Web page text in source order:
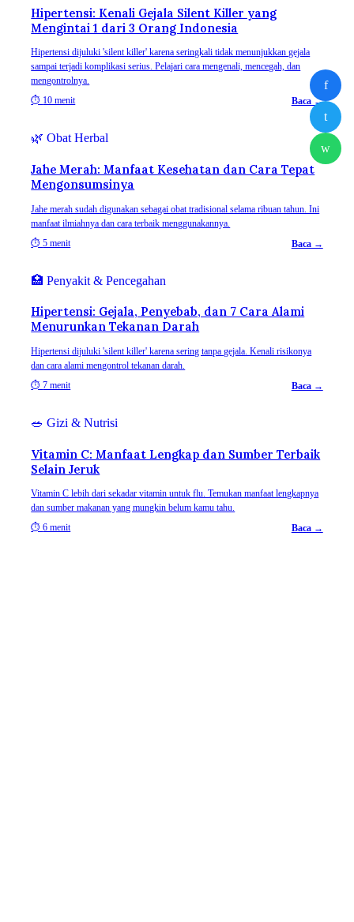
Hipertensi: Kenali Gejala Silent Killer yang
Mengintai 1 dari 3 Orang Indonesia
Hipertensi dijuluki 'silent killer' karena seringkali tidak menunjukkan gejala
sampai terjadi komplikasi serius. Pelajari cara mengenali, mencegah, dan
mengontrolnya.
⏱ 10 menit Baca →
🌿 Obat Herbal
Jahe Merah: Manfaat Kesehatan dan Cara Tepat
Mengonsumsinya
Jahe merah sudah digunakan sebagai obat tradisional selama ribuan tahun. Ini
manfaat ilmiahnya dan cara terbaik menggunakannya.
⏱5 menit Baca →
🏥 Penyakit & Pencegahan
Hipertensi: Gejala, Penyebab, dan 7 Cara Alami
Menurunkan Tekanan Darah
Hipertensi dijuluki 'silent killer' karena sering tanpa gejala. Kenali risikonya
dan cara alami mengontrol tekanan darah.
⏱7 menit Baca →
🥗 Gizi & Nutrisi
Vitamin C: Manfaat Lengkap dan Sumber Terbaik
Selain Jeruk
Vitamin C lebih dari sekadar vitamin untuk flu. Temukan manfaat lengkapnya
dan sumber makanan yang mungkin belum kamu tahu.
⏱6 menit Baca →
f
t
w